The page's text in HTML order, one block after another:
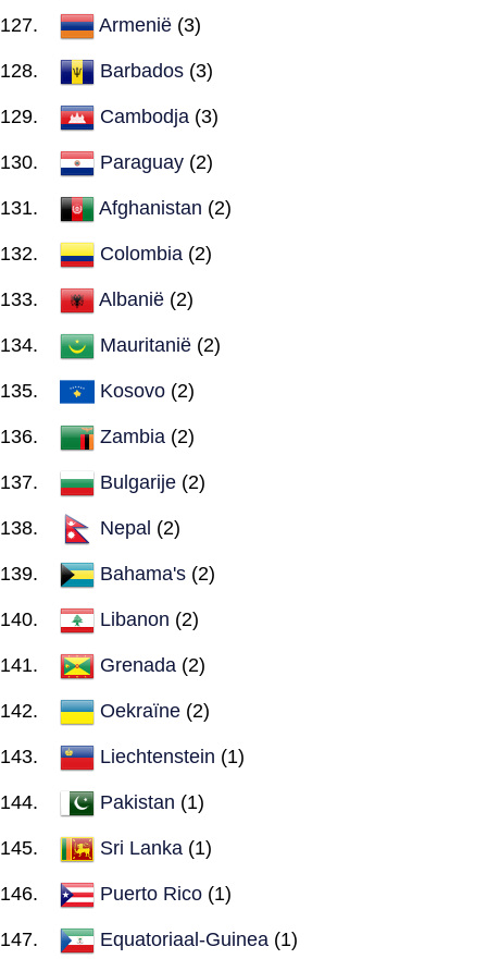
Armenië (3)
Barbados (3)
Cambodja (3)
Paraguay (2)
Afghanistan (2)
Colombia (2)
Albanië (2)
Mauritanië (2)
Kosovo (2)
Zambia (2)
Bulgarije (2)
Nepal (2)
Bahama's (2)
Libanon (2)
Grenada (2)
Oekraïne (2)
Liechtenstein (1)
Pakistan (1)
Sri Lanka (1)
Puerto Rico (1)
Equatoriaal-Guinea (1)